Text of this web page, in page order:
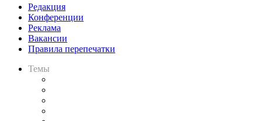
Редакция
Конференции
Реклама
Вакансии
Правила перепечатки
Темы